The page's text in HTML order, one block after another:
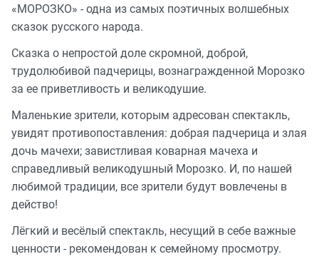
«МОРОЗКО» - одна из самых поэтичных волшебных
сказок русского народа.
Сказка о непростой доле скромной, доброй,
трудолюбивой падчерицы, вознагражденной Морозко
за ее приветливость и великодушие.
Маленькие зрители, которым адресован спектакль,
увидят противопоставления: добрая падчерица и злая
дочь мачехи; завистливая коварная мачеха и
справедливый великодушный Морозко. И, по нашей
любимой традиции, все зрители будут вовлечены в
действо!
Лёгкий и весёлый спектакль, несущий в себе важные
ценности - рекомендован к семейному просмотру.